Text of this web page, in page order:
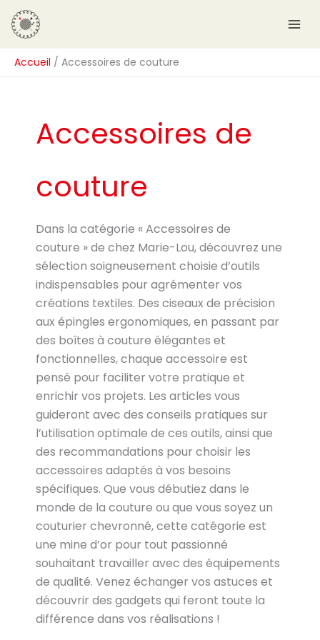
Aller
au
contenu
Accueil
Accessoires de couture
Accessoires de
couture
Dans la catégorie « Accessoires de
couture » de chez Marie-Lou, découvrez une
sélection soigneusement choisie d’outils
indispensables pour agrémenter vos
créations textiles. Des ciseaux de précision
aux épingles ergonomiques, en passant par
des boîtes à couture élégantes et
fonctionnelles, chaque accessoire est
pensé pour faciliter votre pratique et
enrichir vos projets. Les articles vous
guideront avec des conseils pratiques sur
l’utilisation optimale de ces outils, ainsi que
des recommandations pour choisir les
accessoires adaptés à vos besoins
spécifiques. Que vous débutiez dans le
monde de la couture ou que vous soyez un
couturier chevronné, cette catégorie est
une mine d’or pour tout passionné
souhaitant travailler avec des équipements
de qualité. Venez échanger vos astuces et
découvrir des gadgets qui feront toute la
différence dans vos réalisations !
R
e
c
h